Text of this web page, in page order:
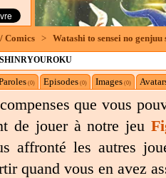
Comics > Watashi to sensei no
(0) Episodes (0) Images (0)
que vous
de jouer à notre jeu
affronté les autres
quand vous en avez